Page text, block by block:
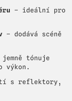
– ideální pro
– dodává scéně
tónuje
výkon.
s reflektory,